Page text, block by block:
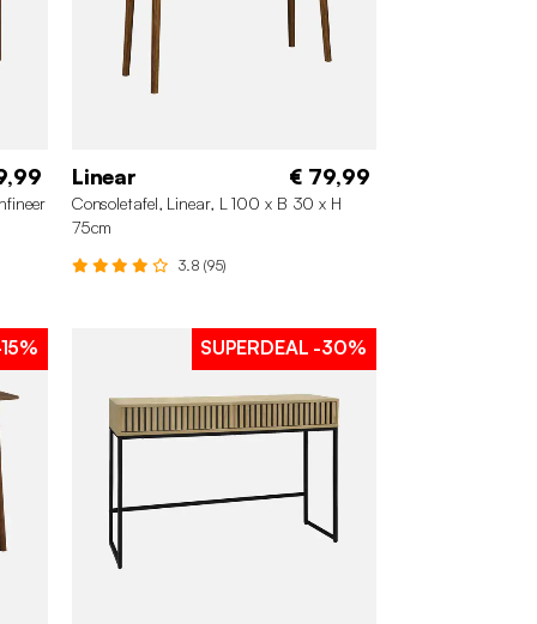
Linear € 79,99
Consoletafel, Linear, L 100 x B 30 x H
75cm
3.8 (95)
SUPERDEAL -30%